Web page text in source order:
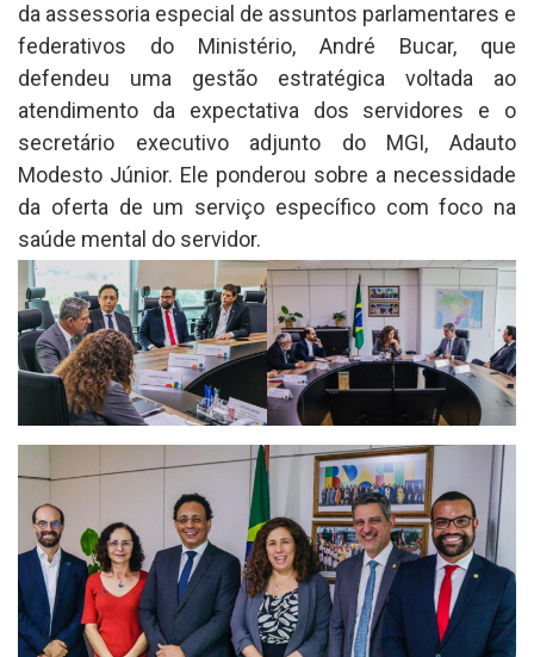
da assessoria especial de assuntos parlamentares e
federativos do Ministério, André Bucar, que
defendeu uma gestão estratégica voltada ao
atendimento da expectativa dos servidores e o
secretário executivo adjunto do MGI, Adauto
Modesto Júnior. Ele ponderou sobre a necessidade
da oferta de um serviço específico com foco na
saúde mental do servidor.